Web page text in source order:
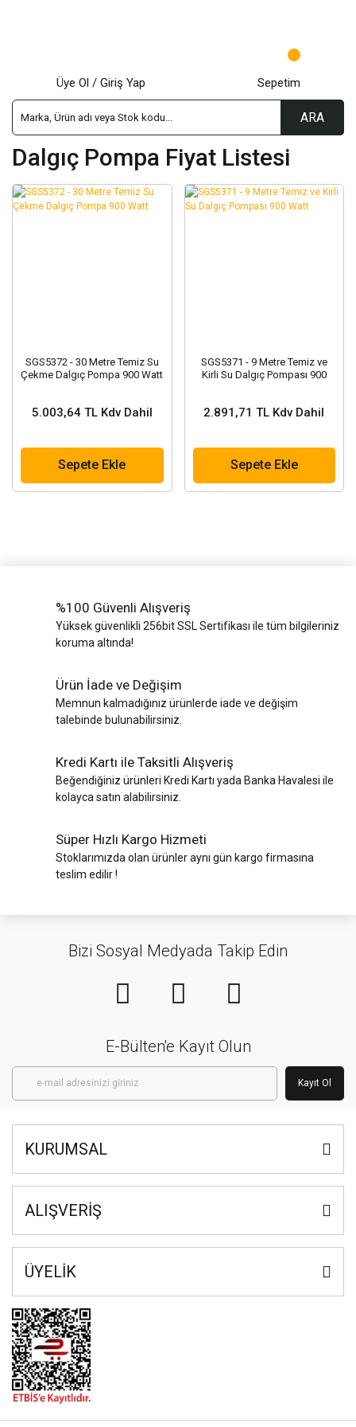
ARA
Üye Ol / Giriş Yap Sepetim
Dalgıç Pompa Fiyat Listesi
SGS5372 - 30 Metre Temiz Su
Çekme Dalgıç Pompa 900 Watt
5.003,64 TL Kdv Dahil
Sepete Ekle
SGS5371 - 9 Metre Temiz ve
Kirli Su Dalgıç Pompası 900
2.891,71 TL Kdv Dahil
Sepete Ekle
%100 Güvenli Alışveriş
Yüksek güvenlikli 256bit SSL Sertifikası ile tüm bilgileriniz
koruma altında!
Ürün İade ve Değişim
Memnun kalmadığınız ürünlerde iade ve değişim
talebinde bulunabilirsiniz.
Kredi Kartı ile Taksitli Alışveriş
Beğendiğiniz ürünleri Kredi Kartı yada Banka Havalesi ile
kolayca satın alabilirsiniz.
Süper Hızlı Kargo Hizmeti
Stoklarımızda olan ürünler aynı gün kargo firmasına
teslim edilir !
Bizi Sosyal Medyada Takip Edin
E-Bülten'e Kayıt Olun
Kayıt Ol
KURUMSAL
ALIŞVERİŞ
ÜYELİK